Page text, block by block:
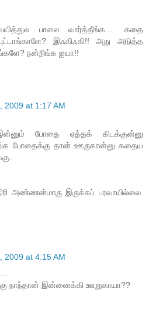
பாலை வார்த்தீங்க.... கதை
இஃகிஃகி!! அது அடுத்த
நன்றிங்க ஐயா!!
2009 at 1:17 AM
போதை ஏத்தக் கிடக்குன்னு
போதைக்கு தான் ஊருகான்னு கதைய
அண்ணன்மாரு இருக்கப் பரவாயில்லை.
2009 at 4:15 AM
நாந்தான் இன்னைக்கி ஊறுகாயா??